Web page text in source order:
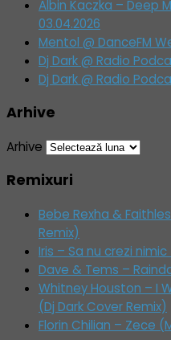
Albin Kaczka – Deep
03.04.2026
Mentol @ DanceFM
Dj Dark @ Radio
Dj Dark @ Radio
Arhive
Arhive
Remixuri
Bebe Rexha &
Remix)
Iris – Sa nu crezi
Dave & Tems –
Whitney Houston – I
(Dj Dark Cover Remix)
Florin Chilian – Zece